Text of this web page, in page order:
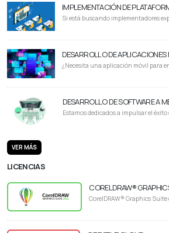
IMPLEMENTACIÓN DE
Si está buscando implementadores
DESARROLLO DE APLICACIONES
¿Necesita una aplicación móvil para
DESARROLLO DE SOFTWARE A
Estamos dedicados a impulsar el éxito
VER MÁS
LICENCIAS
CORELDRAW®
CorelDRAW® Graphics Suite